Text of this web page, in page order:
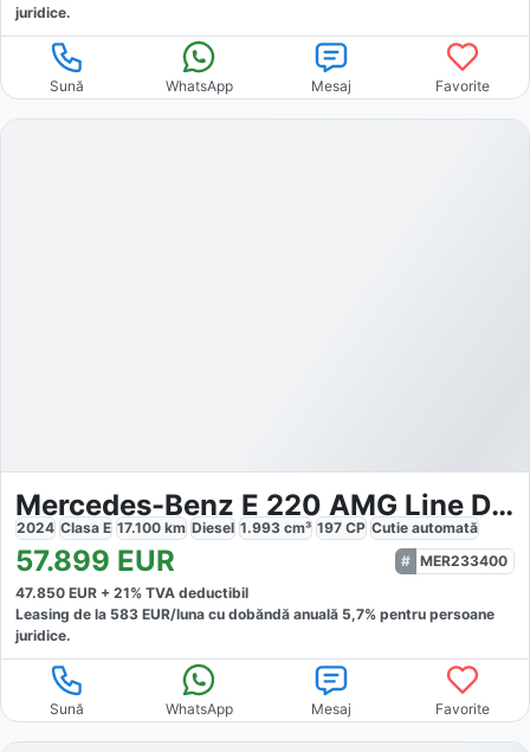
juridice.
Sună WhatsApp Mesaj Favorite
Mercedes-Benz E 220 AMG Line Distronic
2024 Clasa E 17.100 km Diesel 1.993 cm³ 197 CP Cutie automată
57.899 EUR
MER233400
47.850 EUR + 21% TVA deductibil
Leasing de la 583 EUR/luna cu dobăndă anuală 5,7% pentru persoane
juridice.
Sună WhatsApp Mesaj Favorite